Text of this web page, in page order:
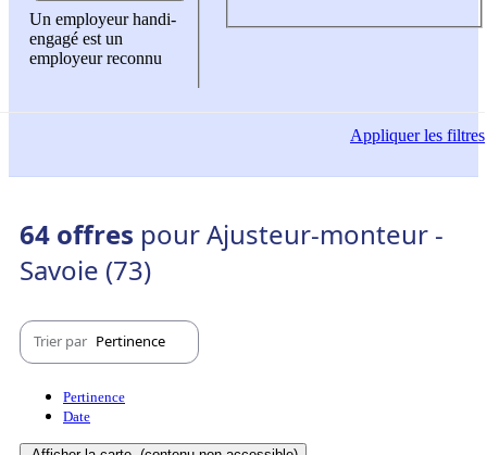
Un employeur handi-
engagé est un
employeur reconnu
Appliquerles filtres
64 offres pour Ajusteur-monteur -
Savoie (73)
Trier par Pertinence
Pertinence
Date